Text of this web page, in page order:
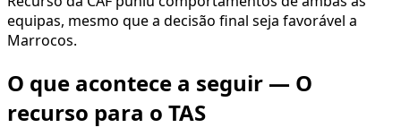
equipas, mesmo que a decisão final seja favorável a
Marrocos.
O que acontece a seguir — O
recurso para o TAS